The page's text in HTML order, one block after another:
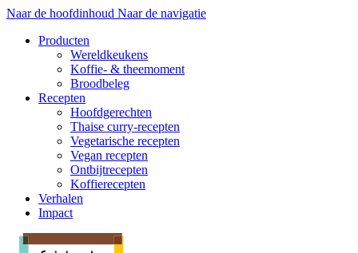
Naar de hoofdinhoud Naar de navigatie
Producten
Wereldkeukens
Koffie- & theemoment
Broodbeleg
Recepten
Hoofdgerechten
Thaise curry-recepten
Vegetarische recepten
Vegan recepten
Ontbijtrecepten
Koffierecepten
Verhalen
Impact